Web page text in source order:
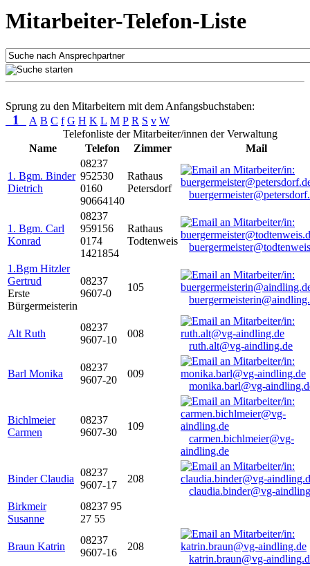
Mitarbeiter-Telefon-Liste
Sprung zu den Mitarbeitern mit dem Anfangsbuchstaben:
1 A B C f G H K L M P R S v W
Telefonliste der Mitarbeiter/innen der Verwaltung
Name
Telefon Zimmer Mail
1. Bgm. Binder
Dietrich
08237
952530
0160
90664140
Rathaus
Petersdorf
1. Bgm. Carl
Konrad
08237
959156
0174
1421854
Rathaus
Todtenweis
1.Bgm Hitzler
Gertrud
Erste
Bürgermeisterin
08237
9607-0
105
Alt Ruth
08237
9607-10
008
ruth.alt@vg-aindling.de
Barl Monika
08237
9607-20
009
monika.barl@vg-
Bichlmeier
Carmen
08237
9607-30
109
carmen.bichlmeier@vg-
aindling.de
Binder Claudia
08237
9607-17
208
claudia.binder@vg-
Birkmeir
Susanne
08237 95
27 55
Braun Katrin
08237
9607-16
208
katrin.braun@vg-